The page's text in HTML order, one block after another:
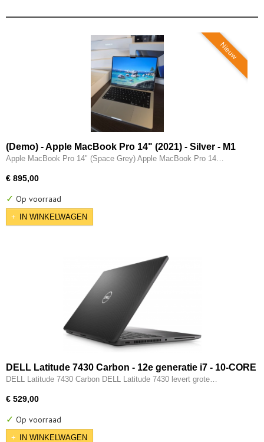
Nieuw
(Demo) - Apple MacBook Pro 14" (2021) - Silver - M1
Pro (10 core) - 16GB - 512GB - 14 Core GPU - 3x
Apple MacBook Pro 14" (Space Grey) Apple MacBook Pro 14…
€ 895,00
✓ Op voorraad
IN WINKELWAGEN
DELL Latitude 7430 Carbon - 12e generatie i7 - 10-CORE
- 16GB - 512GB SSD - 12e gen Intel UHD - 2x Type-C -
DELL Latitude 7430 Carbon DELL Latitude 7430 levert grote…
€ 529,00
✓ Op voorraad
IN WINKELWAGEN